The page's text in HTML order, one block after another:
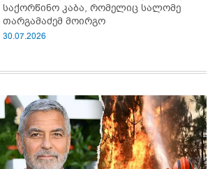
საქორწინო კაბა, რომელიც სალომე
თარგამაძემ მოირგო
30.07.2026